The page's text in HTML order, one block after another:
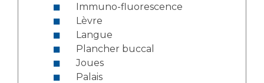
Immuno-fluorescence
Lèvre
Langue
Plancher buccal
Joues
Palais